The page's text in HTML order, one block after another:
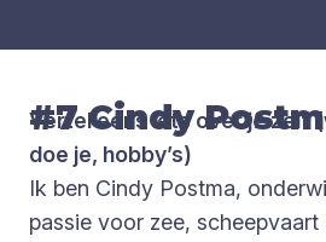
#7 Cindy
Vertel eens iets over je zelf
doe je, hobby’s)
Ik ben Cindy Postma,
passie voor zee, scheepvaart